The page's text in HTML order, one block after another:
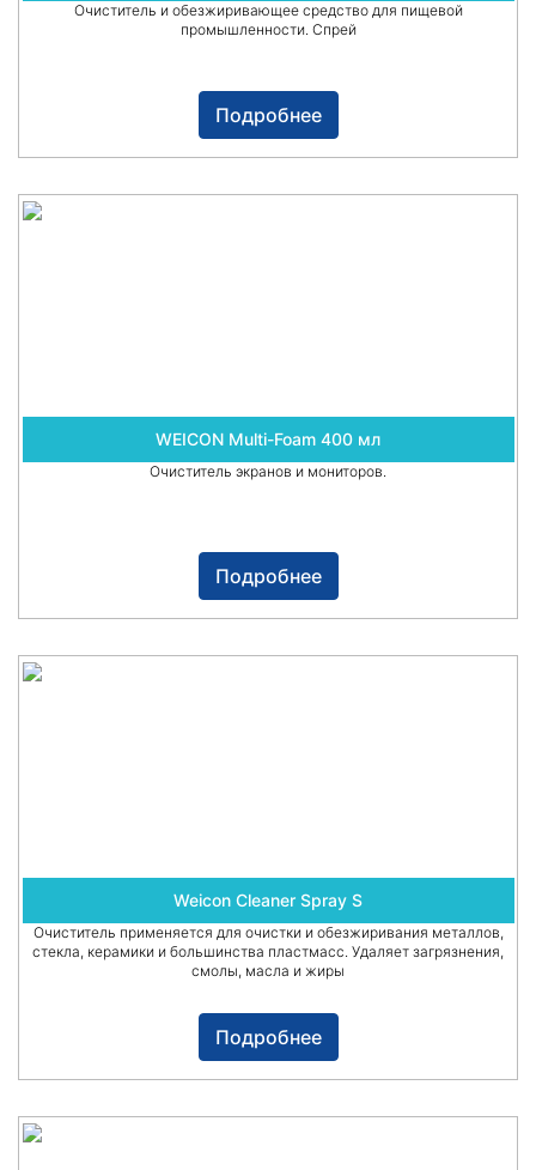
Очиститель и обезжиривающее средство для пищевой
промышленности. Спрей
Подробнее
WEICON Multi-Foam 400 мл
Очиститель экранов и мониторов.
Подробнее
Weicon Cleaner Spray S
Очиститель применяется для очистки и обезжиривания металлов,
стекла, керамики и большинства пластмасс. Удаляет загрязнения,
смолы, масла и жиры
Подробнее